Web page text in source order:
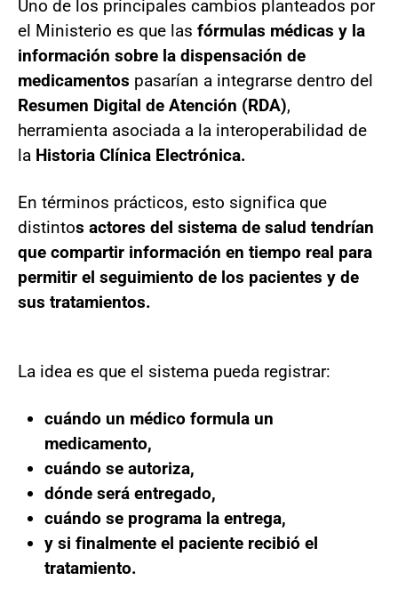
Uno de los principales cambios planteados por
el Ministerio es que las fórmulas médicas y la
información sobre la dispensación de
medicamentos pasarían a integrarse dentro del
Resumen Digital de Atención (RDA),
herramienta asociada a la interoperabilidad de
la Historia Clínica Electrónica.
En términos prácticos, esto significa que
distintos actores del sistema de salud tendrían
que compartir información en tiempo real para
permitir el seguimiento de los pacientes y de
sus tratamientos.
La idea es que el sistema pueda registrar:
cuándo un médico formula un
medicamento,
cuándo se autoriza,
dónde será entregado,
cuándo se programa la entrega,
y si finalmente el paciente recibió el
tratamiento.